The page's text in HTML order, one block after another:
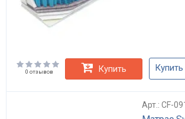
0 отзывов Купить
Арт.: CF-